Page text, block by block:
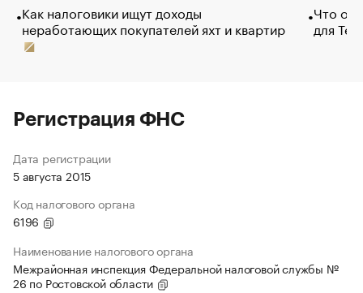
Как налоговики ищут доходы
неработающих покупателей яхт и квартир
Что
для
Регистрация ФНС
Дата регистрации
5 августа 2015
Код налогового органа
6196
Наименование налогового органа
Межрайонная инспекция Федеральной налоговой службы №
26 по Ростовской области